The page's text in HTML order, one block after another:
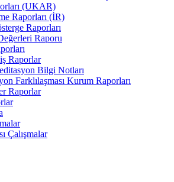
(UKAR)
Raporları (İR)
Raporları
Raporu
Raporlar
Bilgi Notları
Farklılaşması Kurum Raporları
Raporlar
Çalışmalar